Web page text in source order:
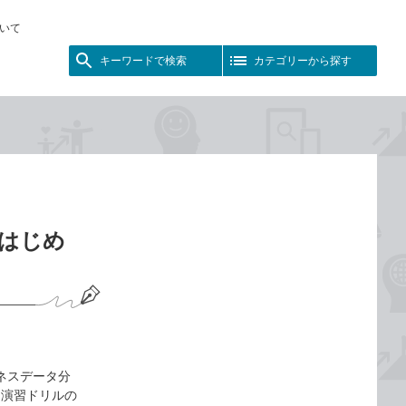
て
キーワードで検索 カテゴリーから探す
じめ
スデータ分
習ドリルの